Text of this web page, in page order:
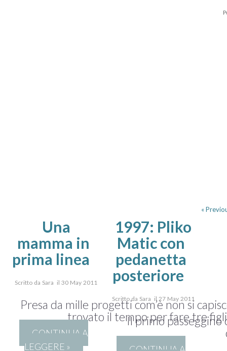
Una
mamma in
prima linea
Scritto da Sara il 30 May 2011
Presa da mille progetti com’è non si
trovato il tempo per fare tre
CONTINUA A
LEGGERE »
1997: Pliko
Matic con
pedanetta
posteriore
Scritto da Sara il 27 May 2011
Il primo passeggino
«